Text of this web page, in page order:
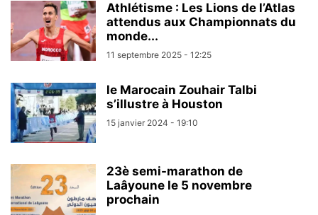
Athlétisme : Les Lions de l’Atlas
attendus aux Championnats du
monde...
11 septembre 2025 - 12:25
le Marocain Zouhair Talbi
s’illustre à Houston
15 janvier 2024 - 19:10
23è semi-marathon de
Laâyoune le 5 novembre
prochain